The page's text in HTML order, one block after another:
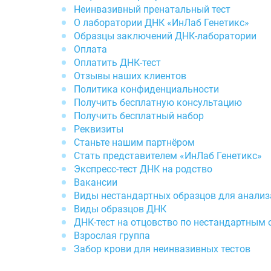
Неинвазивный пренатальный тест
О лаборатории ДНК «ИнЛаб Генетикс»
Образцы заключений ДНК-лаборатории
Оплата
Оплатить ДНК-тест
Отзывы наших клиентов
Политика конфиденциальности
Получить бесплатную консультацию
Получить бесплатный набор
Реквизиты
Станьте нашим партнёром
Стать представителем «ИнЛаб Генетикс»
Экспресс-тест ДНК на родство
Вакансии
Виды нестандартных образцов для
Виды образцов ДНК
ДНК-тест на отцовство по нестандартным
Взрослая группа
Забор крови для неинвазивных тестов